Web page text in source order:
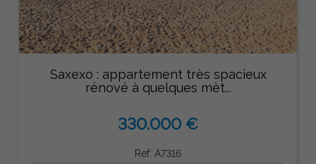
Saxexo : appartement très spacieux
rénové à quelques mèt...
330.000 €
Ref: A7316